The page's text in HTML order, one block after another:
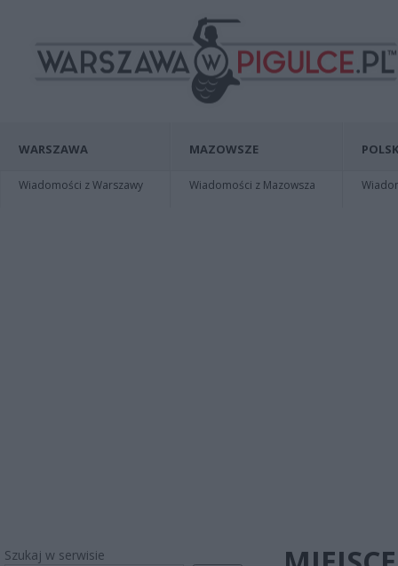
WARSZAWA
Wiadomości z Warszawy
MAZOWSZE
Wiadomości z Mazowsza
Szukaj w serwisie